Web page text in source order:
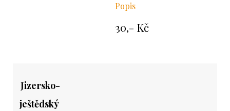
Popis
30,- Kč
Jizersko-
ještědský